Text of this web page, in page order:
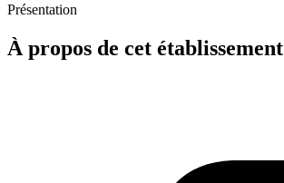
Présentation
À propos de cet établissement